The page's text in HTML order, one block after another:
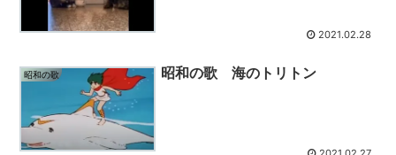
2021.02.28
昭和の歌 昭和の歌 海のトリトン